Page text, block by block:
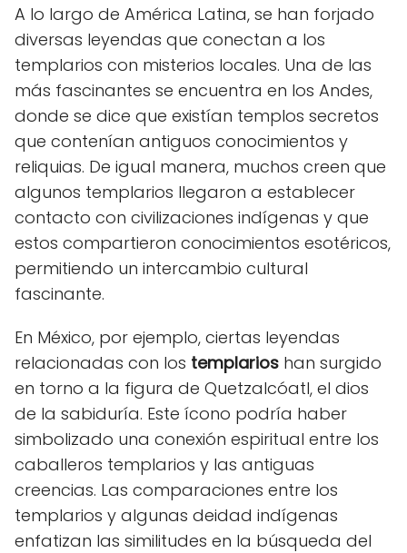
A lo largo de América Latina, se han forjado
diversas leyendas que conectan a los
templarios con misterios locales. Una de las
más fascinantes se encuentra en los Andes,
donde se dice que existían templos secretos
que contenían antiguos conocimientos y
reliquias. De igual manera, muchos creen que
algunos templarios llegaron a establecer
contacto con civilizaciones indígenas y que
estos compartieron conocimientos esotéricos,
permitiendo un intercambio cultural
fascinante.
En México, por ejemplo, ciertas leyendas
relacionadas con los templarios han surgido
en torno a la figura de Quetzalcóatl, el dios
de la sabiduría. Este ícono podría haber
simbolizado una conexión espiritual entre los
caballeros templarios y las antiguas
creencias. Las comparaciones entre los
templarios y algunas deidad indígenas
enfatizan las similitudes en la búsqueda del